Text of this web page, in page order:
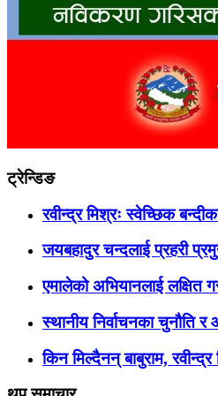
ट्रेन्डिङ
रवीन्द्र मिश्रः स्वेच्छिक
जयबहादुर चन्दलाई प्रहरी
एमालेको अभियानलाई लक्षित
स्थानीय निर्वाचनका चुनौति र
किन मिल्दैनन् बाबुराम,